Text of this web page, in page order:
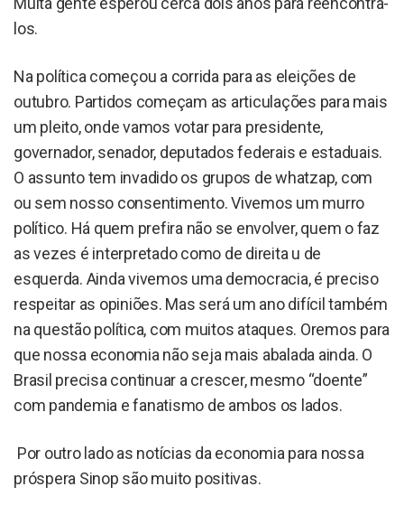
los.
Na política começou a corrida para as eleições de
outubro. Partidos começam as articulações para mais
um pleito, onde vamos votar para presidente,
governador, senador, deputados federais e estaduais.
O assunto tem invadido os grupos de whatzap, com
ou sem nosso consentimento. Vivemos um murro
político. Há quem prefira não se envolver, quem o faz
as vezes é interpretado como de direita u de
esquerda. Ainda vivemos uma democracia, é preciso
respeitar as opiniões. Mas será um ano difícil também
na questão política, com muitos ataques. Oremos para
que nossa economia não seja mais abalada ainda. O
Brasil precisa continuar a crescer, mesmo “doente”
com pandemia e fanatismo de ambos os lados.
Por outro lado as notícias da economia para nossa
próspera Sinop são muito positivas.